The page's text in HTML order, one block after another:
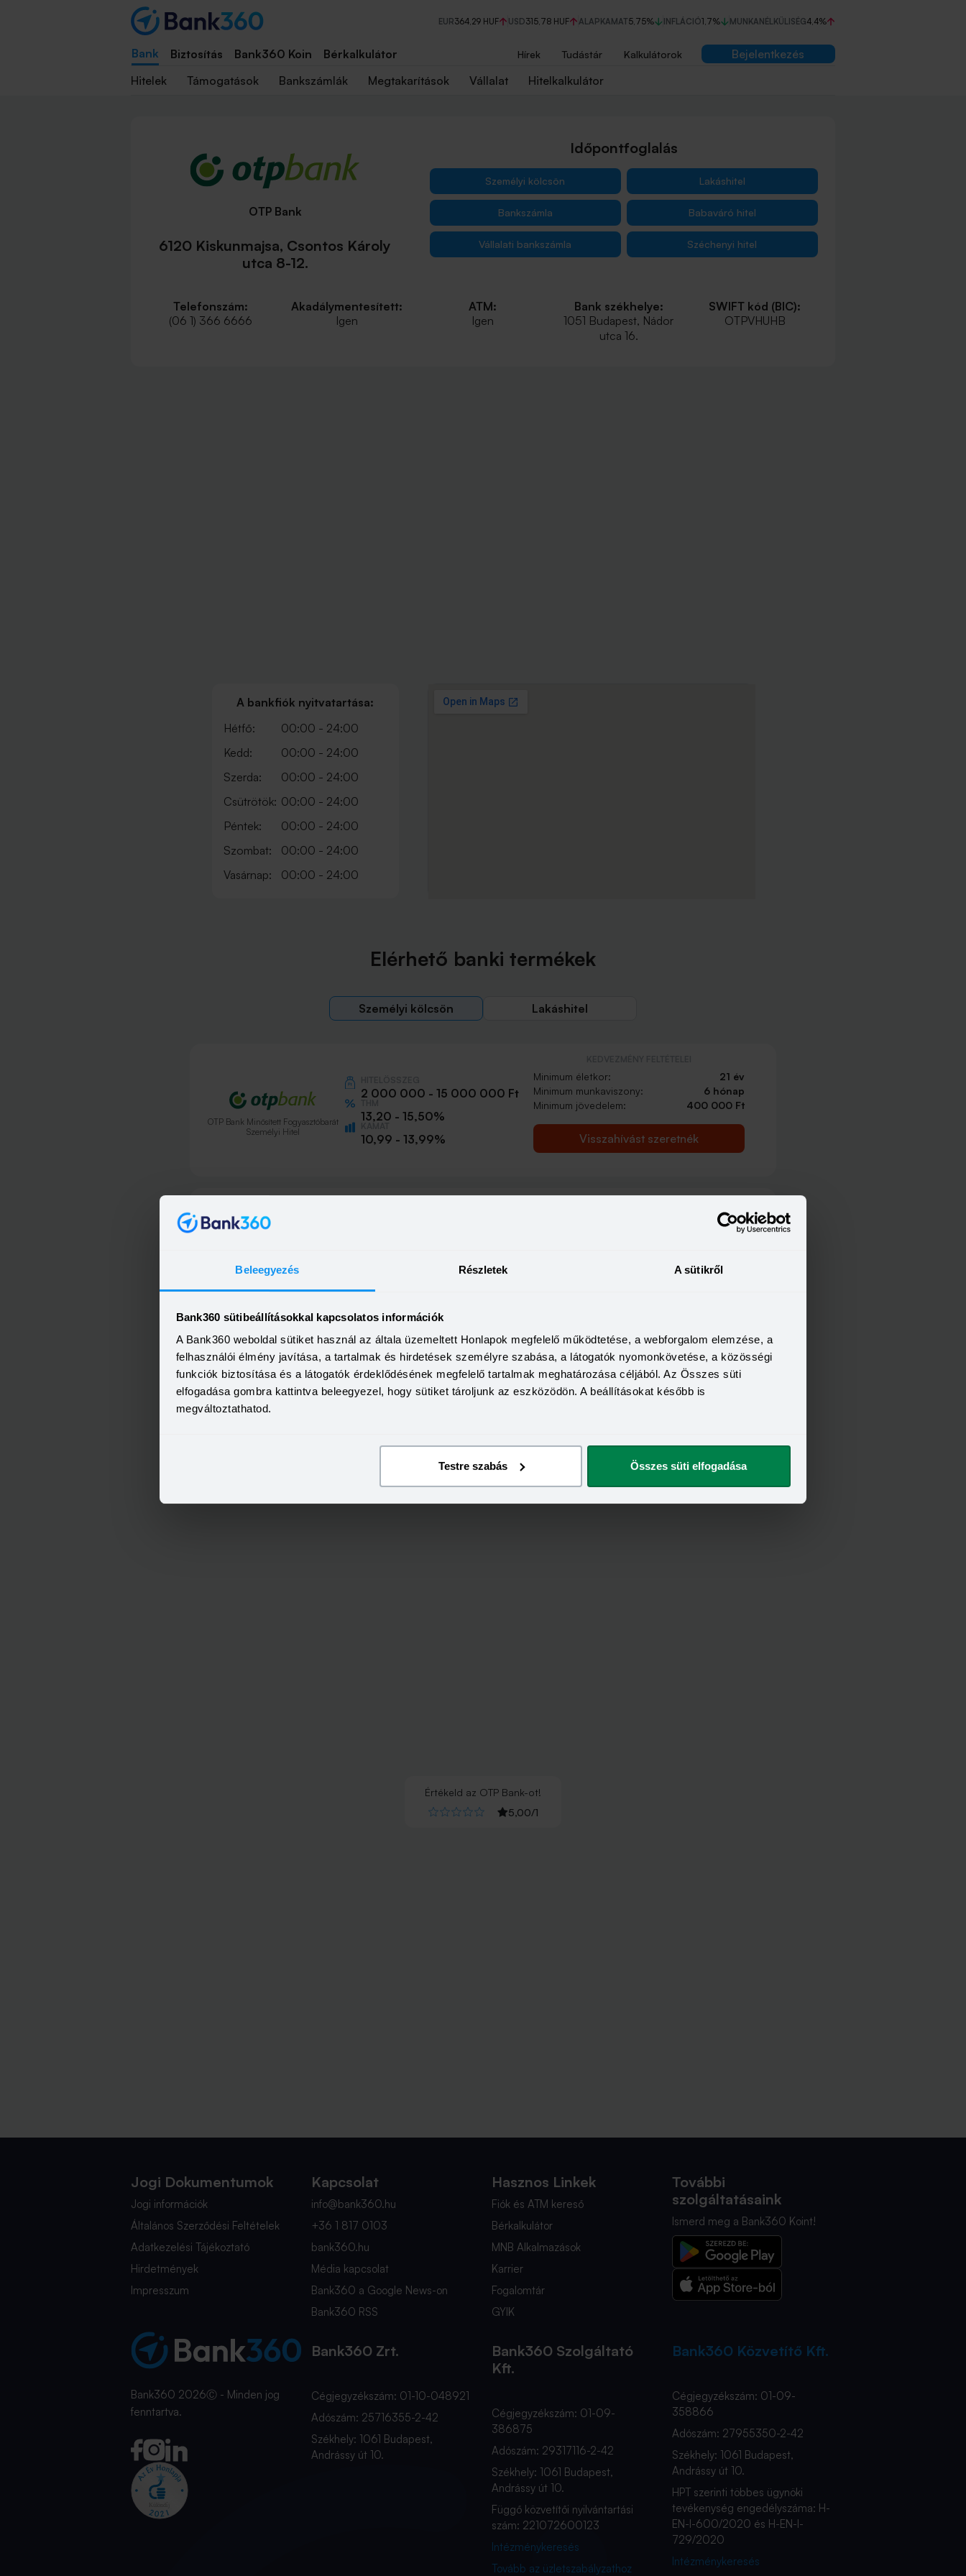
Beleegyezés Részletek A sütikről
Bank360 sütibeállításokkal kapcsolatos információk
A Bank360 weboldal sütiket használ az általa üzemeltett Honlapok megfelelő működtetése, a webforgalom elemzése, a
felhasználói élmény javítása, a tartalmak és hirdetések személyre szabása, a látogatók nyomonkövetése, a közösségi
funkciók biztosítása és a látogatók érdeklődésének megfelelő tartalmak meghatározása céljából. Az Összes süti
elfogadása gombra kattintva beleegyezel, hogy sütiket tároljunk az eszközödön. A beállításokat később is
megváltoztathatod.
Testre szabás Összes süti elfogadása
EUR364,29 HUF USD315,78 HUF ALAPKAMAT5,75% INFLÁCIÓ1,7% MUNKANÉLKÜLISÉG4,4%
Bank Biztosítás Bank360 Koin Bérkalkulátor Hírek Tudástár Kalkulátorok
Bejelentkezés
Hitelek
Támogatások Bankszámlák Megtakarítások Vállalat Hitelkalkulátor
OTP Bank
6120 Kiskunmajsa, Csontos Károly
utca 8-12.
Időpontfoglalás
Személyi kölcsön Lakáshitel
Bankszámla Babaváró hitel
Vállalati bankszámla Széchenyi hitel
Telefonszám:
(06 1) 366 6666
Akadálymentesített:
Igen
ATM:
Igen
Bank székhelye:
1051 Budapest, Nádor
utca 16.
SWIFT kód (BIC):
OTPVHUHB
A bankfiók nyitvatartása:
Hétfő:
00:00 - 24:00
Kedd:
00:00 - 24:00
Szerda:
00:00 - 24:00
Csütrötök: 00:00 - 24:00
Péntek:
00:00 - 24:00
Szombat:
00:00 - 24:00
Vasárnap:
00:00 - 24:00
Elérhető banki termékek
Személyi kölcsön Lakáshitel
OTP Bank Minősített Fogyasztóbarát
Személyi Hitel
2 000 000 - 15 000 000 Ft
13,20 - 15,50%
10,99 - 13,99%
Minimum életkor:
21 év
Minimum munkaviszony:
6 hónap
Minimum jövedelem:
400 000 Ft
Visszahívást szeretnék
OTP Bank Személyi kölcsön
21 év
6 hónap
OTP Otthon Személyi Kölcsön
HITELÖSSZEG
2 000 000 - 15 000 000 Ft
THM
KEDVEZMÉNY FELTÉTELEI
Minimum életkor:
Minimum munkaviszony:
6 hónap
Minimum jövedelem:
400 000 Ft
Értékeld az OTP Bank-ot!
5,00/1
Jogi Dokumentumok
Jogi információk
Általános Szerződési Feltételek
Adatkezelési Tájékoztató
Hirdetmények
Impresszum
Kapcsolat
info@bank360.hu
+36 1 817 0103
bank360.hu
Média kapcsolat
Bank360 a Google News-on
Bank360 RSS
Hasznos Linkek
Fiók és ATM kereső
Bérkalkulátor
MNB Alkalmazások
Karrier
Fogalomtár
GYIK
További
szolgáltatásaink
Ismerd meg a Bank360 Koint!
Bank360 2026Ⓒ - Minden jog
fenntartva.
Bank360 Zrt.
Cégjegyzékszám: 01-10-048921
Adószám: 25716355-2-42
Székhely: 1061 Budapest,
Andrássy út 10.
Bank360 Szolgáltató
Kft.
Cégjegyzékszám: 01-09-
386875
Adószám: 29317116-2-42
Székhely: 1061 Budapest,
Andrássy út 10.
Függő közvetítői nyilvántartási
szám: 221072600123
Intézménykeresés
Tovább az üzletszabályzathoz
Bank360 Közvetítő Kft.
Cégjegyzékszám: 01-09-
358866
Adószám: 27955350-2-42
Székhely: 1061 Budapest,
Andrássy út 10.
HPT szerinti többes ügynöki
tevékenység engedélyszáma: H-
EN-I-600/2020 és H-EN-I-
729/2020
Intézménykeresés